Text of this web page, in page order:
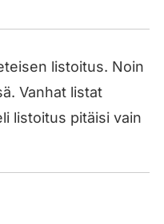
listoitus. Noin
Vanhat listat
listoitus pitäisi vain